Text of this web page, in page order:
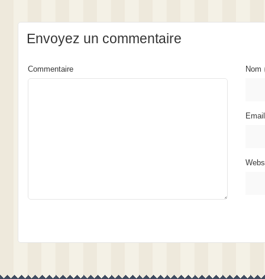
Envoyez un commentaire
Nom
Commentaire